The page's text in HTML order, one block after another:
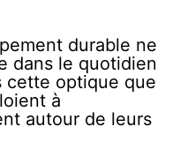
durable ne
dans le quotidien
cette optique que
à
autour de leurs